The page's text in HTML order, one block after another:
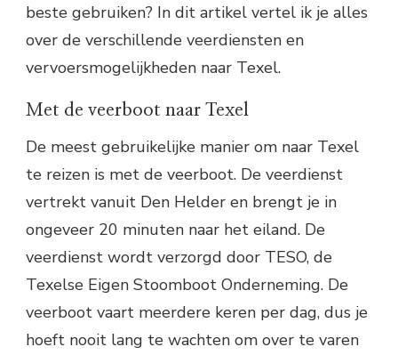
beste gebruiken? In dit artikel vertel ik je alles
over de verschillende veerdiensten en
vervoersmogelijkheden naar Texel.
Met de veerboot naar Texel
De meest gebruikelijke manier om naar Texel
te reizen is met de veerboot. De veerdienst
vertrekt vanuit Den Helder en brengt je in
ongeveer 20 minuten naar het eiland. De
veerdienst wordt verzorgd door TESO, de
Texelse Eigen Stoomboot Onderneming. De
veerboot vaart meerdere keren per dag, dus je
hoeft nooit lang te wachten om over te varen